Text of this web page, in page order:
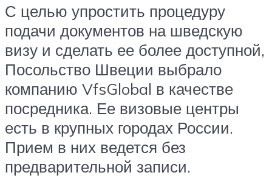
С целью упростить процедуру
подачи документов на шведскую
визу и сделать ее более доступной,
Посольство Швеции выбрало
компанию VfsGlobal в качестве
посредника. Ее визовые центры
есть в крупных городах России.
Прием в них ведется без
предварительной записи.